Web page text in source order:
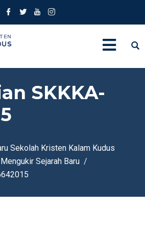
SKKKA-
Sekolah Kristen Kalam Kudus
Sejarah Baru